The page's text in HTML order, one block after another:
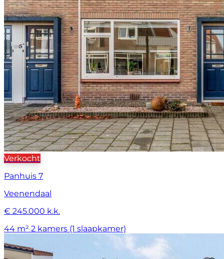
Verkocht
Panhuis 7
Veenendaal
€ 245.000 k.k.
44 m² 2 kamers (1 slaapkamer)